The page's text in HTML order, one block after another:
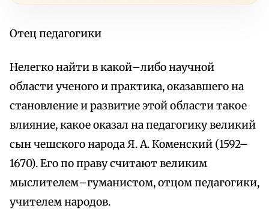
Отец педагогики
Нелегко найти в какой–либо научной
области ученого и практика, оказавшего на
становление и развитие этой области такое
влияние, какое оказал на педагогику великий
сын чешского народа Я. А. Коменский (1592–
1670). Его по праву считают великим
мыслителем–гуманистом, отцом педагогики,
учителем народов.